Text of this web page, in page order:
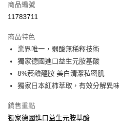
信用卡一次付款
LINE Pay
Apple Pay
街口支付
悠遊付
Google Pay
商品編號
11783711
商品特色
業界唯一，弱酸無稀釋技術
獨家德國進口益生元胺基酸
8%菸鹼醯胺 美白清潔私密肌
獨家日本紅柿萃取，有效分解異
銷售重點
獨家德國進口益生元胺基酸